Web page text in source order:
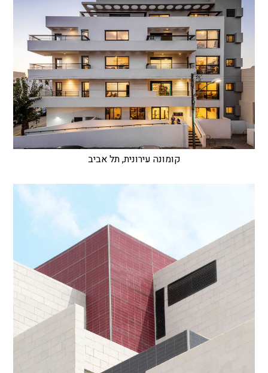
קומונה עירונית, תל אביב